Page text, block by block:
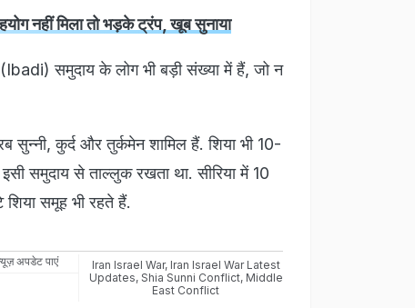
नहीं मिला तो भड़के ट्रंप, खूब सुनाया
समुदाय के लोग भी बड़ी संख्या में हैं, जो न
कुर्द और तुर्कमेन शामिल हैं. शिया भी 10-
समुदाय से ताल्लुक रखता था. सीरिया में 10
समूह भी रहते हैं.
अपडेट पाएं
Iran Israel War, Iran Israel War Latest
Updates, Shia Sunni Conflict, Middle
East Conflict